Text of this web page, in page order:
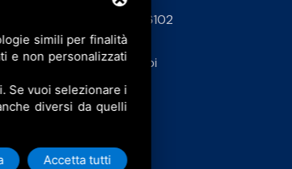
+39 0532 836102
Lavora con noi
simili per finalità
e non personalizzati
Se vuoi selezionare i
diversi da quelli
Accetta tutti